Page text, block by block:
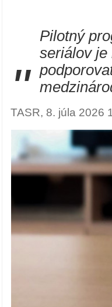
"
Pilotný
seriálov
TASR, 8. júla 2026